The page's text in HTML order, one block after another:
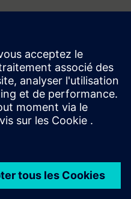
of your choice fits to your